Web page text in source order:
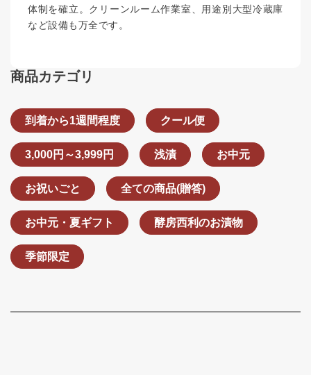
体制を確立。クリーンルーム作業室、用途別大型冷蔵庫
など設備も万全です。
商品カテゴリ
到着から1週間程度 クール便
3,000円～3,999円 浅漬 お中元
お祝いごと 全ての商品(贈答)
お中元・夏ギフト 酵房西利のお漬物
季節限定